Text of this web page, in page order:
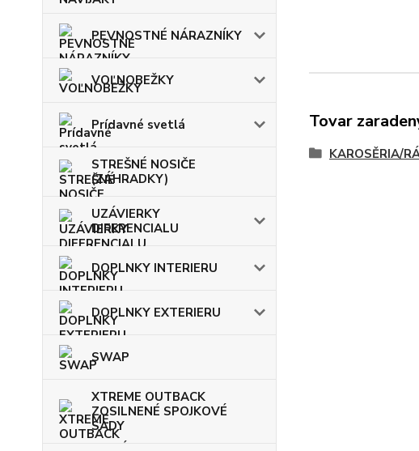
PEVNOSTNÉ NÁRAZNÍKY
VOĽNOBEŽKY
Prídavné svetlá
STREŠNÉ NOSIČE
(ZÁHRADKY)
UZÁVIERKY
DIFERENCIALU
DOPLNKY INTERIERU
DOPLNKY EXTERIERU
SWAP
XTREME OUTBACK
ZOSILNENÉ SPOJKOVÉ
SADY
Tovar
KAROSĚRIA/